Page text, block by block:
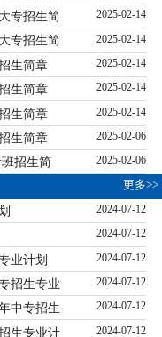
专招生简 2025-02-14
专招生简 2025-02-14
生简章 2025-02-14
生简章 2025-02-14
生简章 2025-02-14
生简章 2025-02-06
招生简 2025-02-06
更多>>
2024-07-12
2024-07-12
业计划 2024-07-12
招生专业 2024-07-12
中专招生 2024-07-12
生专业计 2024-07-12